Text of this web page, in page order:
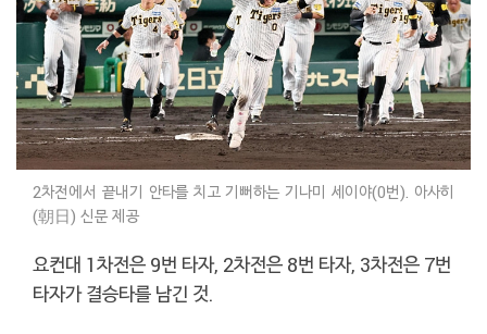
2차전에서 끝내기 안타를 치고 기뻐하는 기나미 세이야(0번). 아사히
(朝日) 신문 제공
요컨대 1차전은 9번 타자, 2차전은 8번 타자, 3차전은 7번
타자가 결승타를 남긴 것.